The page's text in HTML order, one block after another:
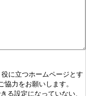
に立つホームページとす
力をお願いします。
る設定になっていない、